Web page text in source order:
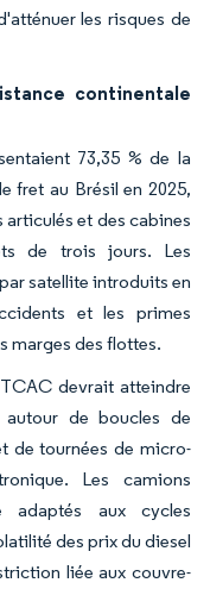
les risques de
continentale
73,35 % de la
fret au Brésil en 2025,
et des cabines
de trois jours. Les
satellite introduits en
et les primes
marges des flottes.
devrait atteindre
autour de boucles de
de tournées de micro-
Les camions
adaptés aux cycles
des prix du diesel
liée aux couvre-